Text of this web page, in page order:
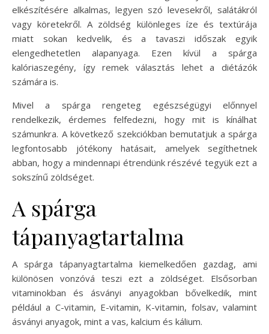
elkészítésére alkalmas, legyen szó levesekről, salátákról
vagy köretekről. A zöldség különleges íze és textúrája
miatt sokan kedvelik, és a tavaszi időszak egyik
elengedhetetlen alapanyaga. Ezen kívül a spárga
kalóriaszegény, így remek választás lehet a diétázók
számára is.
Mivel a spárga rengeteg egészségügyi előnnyel
rendelkezik, érdemes felfedezni, hogy mit is kínálhat
számunkra. A következő szekciókban bemutatjuk a spárga
legfontosabb jótékony hatásait, amelyek segíthetnek
abban, hogy a mindennapi étrendünk részévé tegyük ezt a
sokszínű zöldséget.
A spárga
tápanyagtartalma
A spárga tápanyagtartalma kiemelkedően gazdag, ami
különösen vonzóvá teszi ezt a zöldséget. Elsősorban
vitaminokban és ásványi anyagokban bővelkedik, mint
például a C-vitamin, E-vitamin, K-vitamin, folsav, valamint
ásványi anyagok, mint a vas, kalcium és kálium.